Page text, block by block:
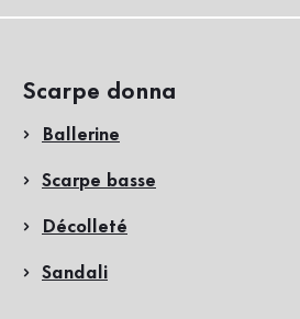
Scarpe donna
Ballerine
Scarpe basse
Décolleté
Sandali